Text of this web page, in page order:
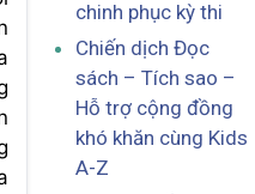
chinh phục kỳ thi
Chiến dịch Đọc
sách – Tích sao –
Hỗ trợ cộng đồng
khó khăn cùng Kids
A-Z